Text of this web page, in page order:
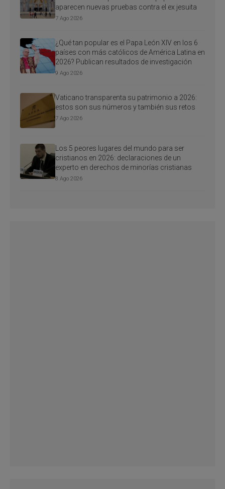
aparecen nuevas pruebas contra el ex jesuita
7 Ago 2026
¿Qué tan popular es el Papa León XIV en los 6
países con más católicos de América Latina en
2026? Publican resultados de investigación
9 Ago 2026
Vaticano transparenta su patrimonio a 2026:
estos son sus números y también sus retos
7 Ago 2026
Los 5 peores lugares del mundo para ser
cristianos en 2026: declaraciones de un
experto en derechos de minorías cristianas
8 Ago 2026